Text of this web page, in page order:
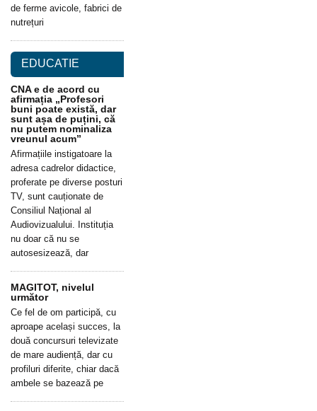
de ferme avicole, fabrici de
nutrețuri
EDUCATIE
CNA e de acord cu
afirmația „Profesori
buni poate există, dar
sunt așa de puțini, că
nu putem nominaliza
vreunul acum”
Afirmațiile instigatoare la
adresa cadrelor didactice,
proferate pe diverse posturi
TV, sunt cauționate de
Consiliul Național al
Audiovizualului. Instituția
nu doar că nu se
autosesizează, dar
MAGITOT, nivelul
următor
Ce fel de om participă, cu
aproape același succes, la
două concursuri televizate
de mare audiență, dar cu
profiluri diferite, chiar dacă
ambele se bazează pe